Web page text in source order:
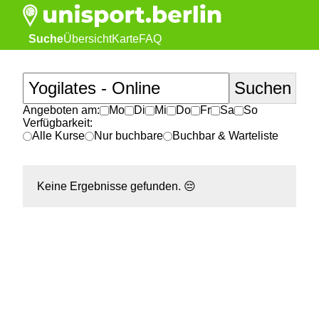
SucheÜbersichtKarteFAQ
Angeboten am: Mo Di Mi Do Fr Sa
So
Verfügbarkeit:
Alle Kurse
Nur buchbare Buchbar & Warteliste
Keine Ergebnisse gefunden. 😔